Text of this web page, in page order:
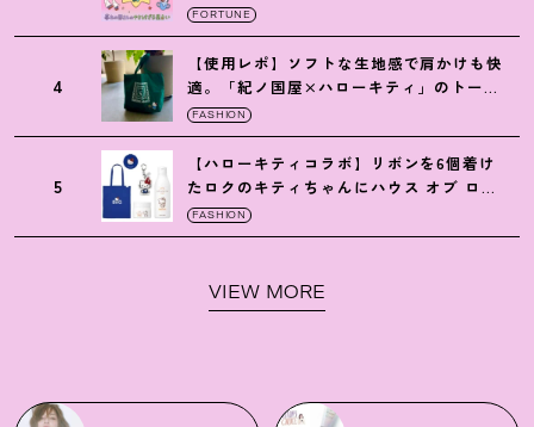
FORTUNE
4
【使用レポ】ソフトな生地感で肩かけも快
適。「紀ノ国屋×ハローキティ」のトート
がガシガシ使えて最高です
FASHION
5
【ハローキティコラボ】リボンを6個着け
たロクのキティちゃんにハウス オブ ロー
ゼの限定パケも
FASHION
VIEW MORE